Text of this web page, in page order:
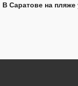
В Саратове на пляже